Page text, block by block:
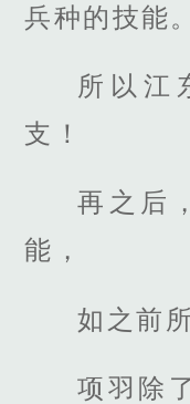
兵种的技能。
所以江
支！
再之后
能，
如之前
项羽除